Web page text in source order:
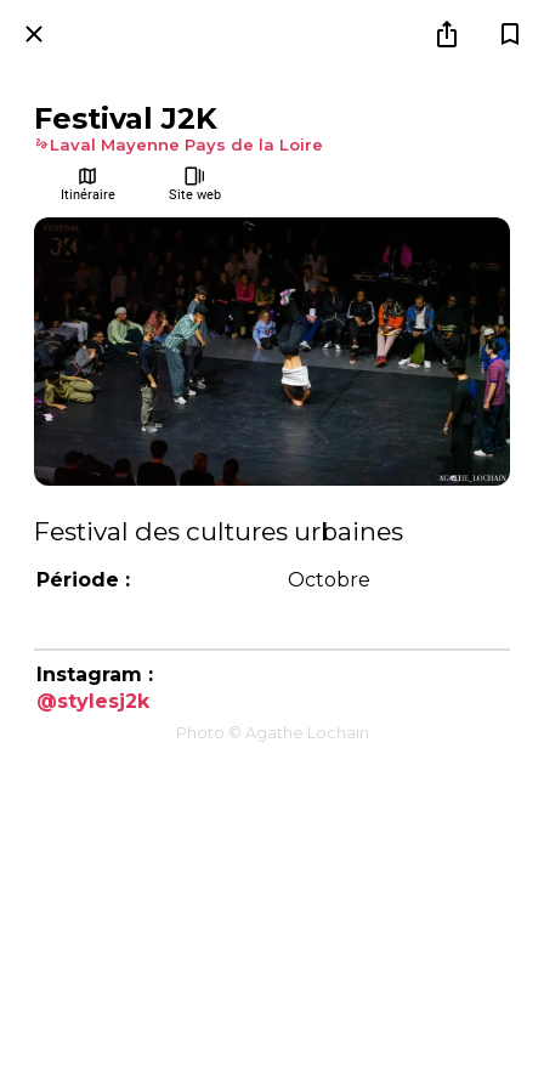
Festival J2K
Laval Mayenne Pays de la Loire
Itinéraire Site web
Festival des cultures urbaines
Période : Octobre
Instagram :
@stylesj2k
Photo © Agathe Lochain